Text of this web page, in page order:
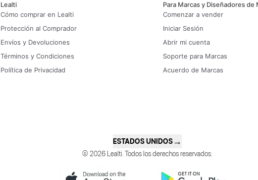
Lealti
Cómo comprar en Lealti
Protección al Comprador
Envíos y Devoluciones
Términos y Condiciones
Política de Privacidad
Para Marcas y Diseñadores de
Comenzar a vender
Iniciar Sesión
Abrir mi cuenta
Soporte para Marcas
Acuerdo de Marcas
ESTADOS UNIDOS→
© 2026 Lealti. Todos los derechos reservados.